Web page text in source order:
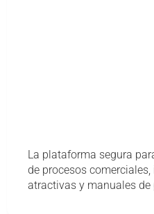
La plataforma segura
de procesos
atractivas y manuales